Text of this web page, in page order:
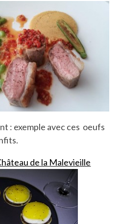
: exemple avec ces oeufs
de la Malevieille